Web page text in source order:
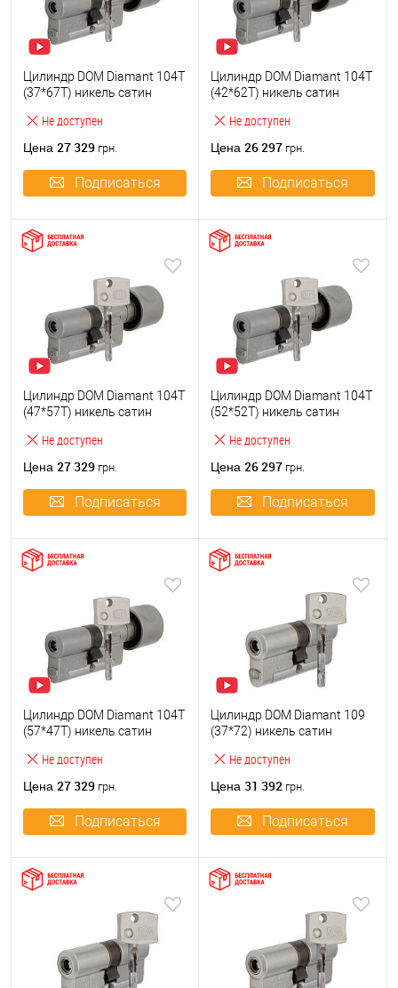
Не доступен
Цилиндр DOM Diamant 104T
(37*67T) никель сатин
Цена 27 329 грн.
Подписаться
Не доступен
Цилиндр DOM Diamant 104T
(42*62T) никель сатин
Цена 26 297 грн.
Подписаться
Не доступен
Цилиндр DOM Diamant 104T
(47*57T) никель сатин
Цена 27 329 грн.
Подписаться
Не доступен
Цилиндр DOM Diamant 104T
(52*52T) никель сатин
Цена 26 297 грн.
Подписаться
Не доступен
Цилиндр DOM Diamant 104T
(57*47T) никель сатин
Цена 27 329 грн.
Подписаться
Не доступен
Цилиндр DOM Diamant 109
(37*72) никель сатин
Цена 31 392 грн.
Подписаться